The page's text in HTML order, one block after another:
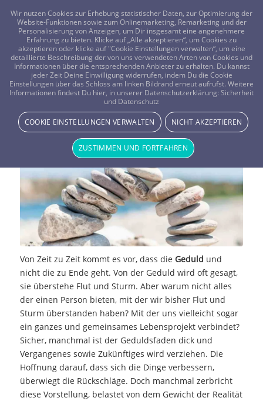
FRAGEN? KOSTENLOS ANRUFEN: 0800-8478266
Wenn die Geduld zum
Beziehungsproblem wird
HERZ & SCHMERZ
Von Zeit zu Zeit kommt es vor, dass die Geduld und
nicht die zu Ende geht. Von der Geduld wird oft gesagt,
sie überstehe Flut und Sturm. Aber warum nicht alles
der einen Person bieten, mit der wir bisher Flut und
Sturm überstanden haben? Mit der uns vielleicht sogar
ein ganzes und gemeinsames Lebensprojekt verbindet?
Sicher, manchmal ist der Geduldsfaden dick und
Vergangenes sowie Zukünftiges wird verziehen. Die
Hoffnung darauf, dass sich die Dinge verbessern,
überwiegt die Rückschläge. Doch manchmal zerbricht
diese Vorstellung, belastet von dem Gewicht der Realität
Wir nutzen Cookies zur Erhebung statistischer Daten, zur Optimierung der
Website-Funktionen sowie zum Onlinemarketing, Remarketing und der
Personalisierung von Anzeigen, um Dir insgesamt eine angenehmere
Erfahrung zu bieten. Klicke auf „Alle akzeptieren“, um Cookies zu
akzeptieren oder klicke auf "Cookie Einstellungen verwalten“, um eine
detaillierte Beschreibung der von uns verwendeten Arten von Cookies und
Informationen über die entsprechenden Anbieter zu erhalten. Du kannst
jeder Zeit Deine Einwilligung widerrufen, indem Du die Cookie
Einstellungen über das Schloss am linken Bildrand erneut aufrufst. Weitere
Informationen findest Du hier, in unserer Datenschutzerklärung: Sicherheit
und Datenschutz
COOKIE EINSTELLUNGEN VERWALTEN NICHT AKZEPTIEREN
ZUSTIMMEN UND FORTFAHREN